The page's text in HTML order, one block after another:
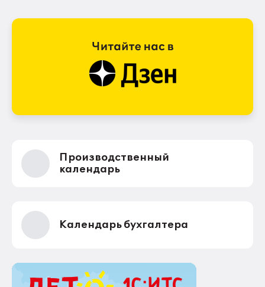
Производственный
календарь
Календарь бухгалтера